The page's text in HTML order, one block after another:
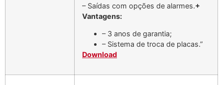
– Saídas com opções de alarmes.+
Vantagens:
– 3 anos de garantia;
– Sistema de troca de placas.”
Download